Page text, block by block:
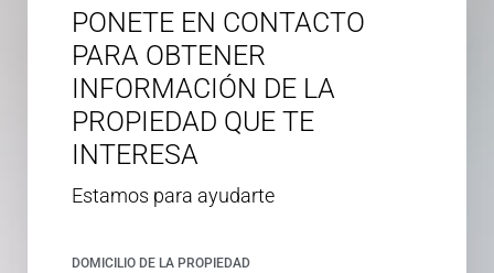
PONETE EN CONTACTO
PARA OBTENER
INFORMACIÓN DE LA
PROPIEDAD QUE TE
INTERESA
Estamos para ayudarte
DOMICILIO DE LA PROPIEDAD